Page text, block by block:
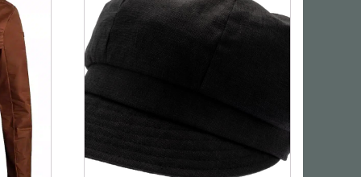
produkten
har
flera
varianter.
De
olika
alternativen
kan
väljas
på
produktsidan